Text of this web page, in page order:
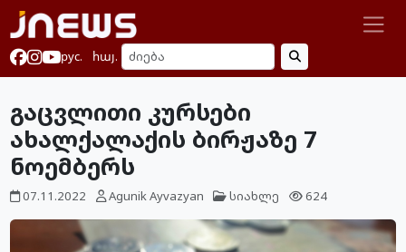
рус. հայ.
გაცვლითი კურსები
ახალქალაქის ბირჟაზე 7
ნოემბერს
07.11.2022 Agunik Ayvazyan სიახლე 624